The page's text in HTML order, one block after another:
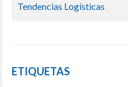
Tendencias Logísticas
ETIQUETAS